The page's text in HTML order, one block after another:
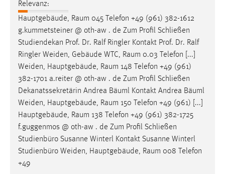
Relevanz:
Hauptgebäude, Raum 045 Telefon +49 (961) 382-1612
g.kummetsteiner @ oth-aw . de Zum Profil Schließen
Studiendekan Prof. Dr. Ralf Ringler Kontakt Prof. Dr. Ralf
Ringler Weiden, Gebäude WTC, Raum 0.03 Telefon [...]
Weiden, Hauptgebäude, Raum 148 Telefon +49 (961)
382-1701 a.reiter @ oth-aw . de Zum Profil Schließen
Dekanatssekretärin Andrea Bäuml Kontakt Andrea Bäuml
Weiden, Hauptgebäude, Raum 150 Telefon +49 (961) [...]
Hauptgebäude, Raum 138 Telefon +49 (961) 382-1725
f.guggenmos @ oth-aw . de Zum Profil Schließen
Studienbüro Susanne Winterl Kontakt Susanne Winterl
Studienbüro Weiden, Hauptgebäude, Raum 008 Telefon
+49